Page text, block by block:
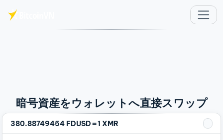
暗号資産をウォレットへ直接スワップ
380.88749454 FDUSD=1 XMR